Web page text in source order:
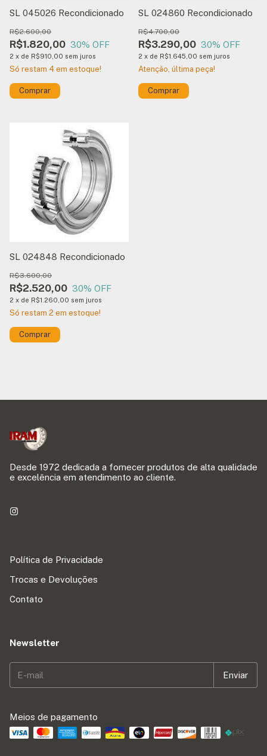
SL 045026 Recondicionado
R$1.820,00
R$2.600,00
30% OFF
2 x de R$910,00 sem juros
Só restam 4 em estoque!
SL 024860 Recondicionado
R$3.290,00
R$4.700,00
30% OFF
2 x de R$1.645,00 sem juros
Atenção, última peça!
SL 024848 Recondicionado
R$2.520,00
R$3.600,00
30% OFF
2 x de R$1.260,00 sem juros
Só restam 2 em estoque!
Desde 1972 dedicada a fornecer produtos de alta qualidade
e excelência em atendimento ao cliente.
Política de Privacidade
Trocas e Devoluções
Contato
Newsletter
Meios de pagamento